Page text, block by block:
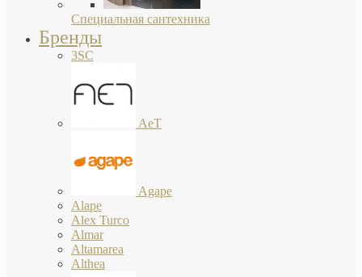
Специальная сантехника
Бренды
3SC
AeT
Agape
Alape
Alex Turco
Almar
Altamarea
Althea